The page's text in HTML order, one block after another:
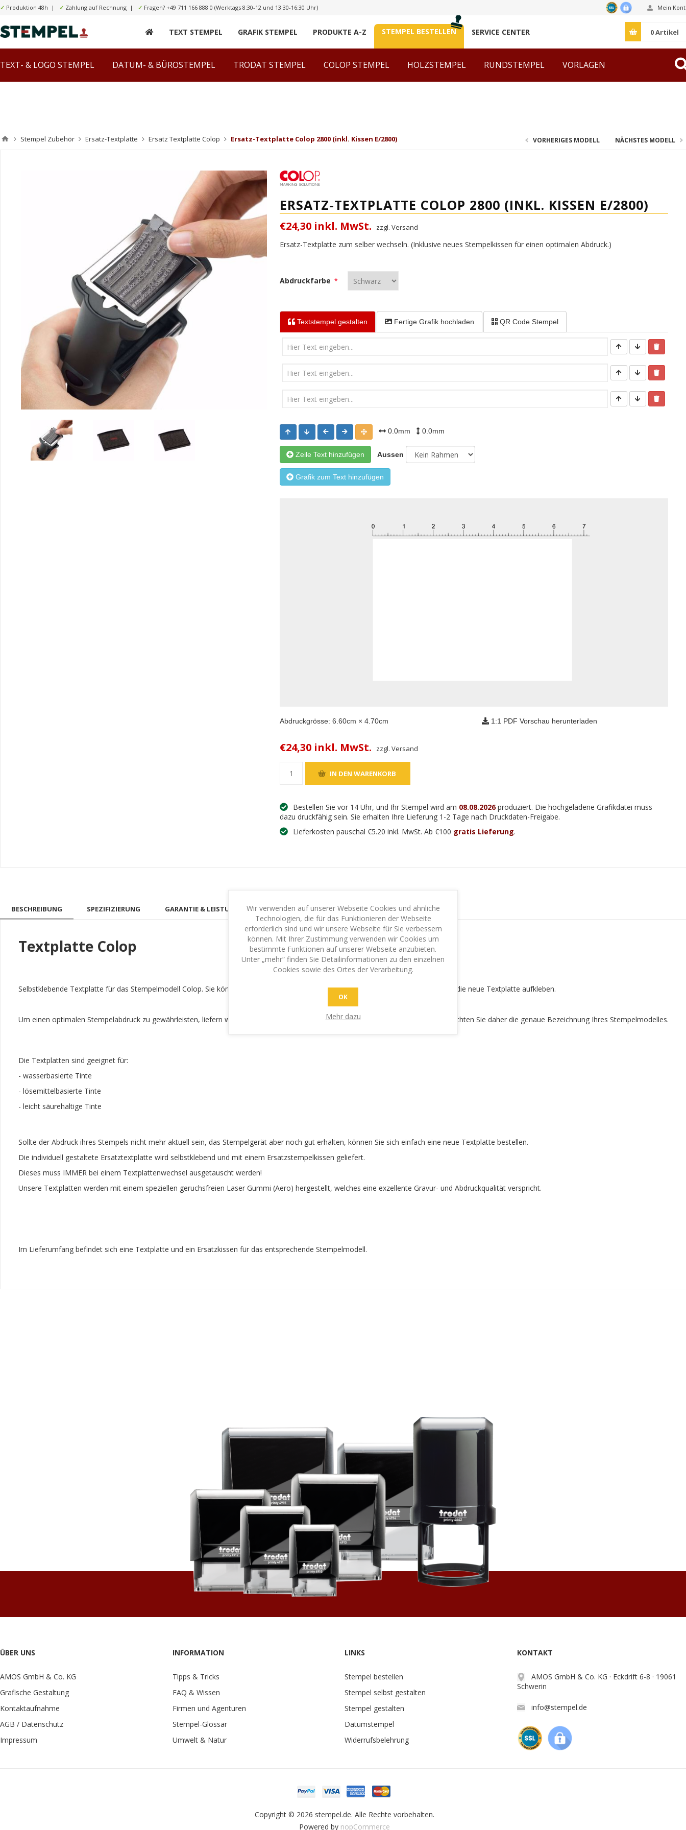
✓ Produktion 48h | ✓ Zahlung auf Rechnung | ✓ Fragen? +49 711 166 888 0 (Werktags 8:30-12 und 13:30-16:30 Uhr) Mein
TEXT STEMPEL GRAFIK STEMPEL PRODUKTE A-Z STEMPEL BESTELLEN SERVICE CENTER 0Artikel
TEXT- & LOGO STEMPEL DATUM- & BÜROSTEMPEL TRODAT STEMPEL COLOP STEMPEL HOLZSTEMPEL RUNDSTEMPEL VORLAGEN
Stempel Zubehör Ersatz-Textplatte Ersatz Textplatte Colop Ersatz-Textplatte Colop 2800 (inkl. Kissen E/2800) VORHERIGES MODELL NÄCHSTES MODELL
ERSATZ-TEXTPLATTE COLOP 2800 (INKL. KISSEN E/2800)
€24,30 inkl. MwSt. zzgl. Versand
Ersatz-Textplatte zum selber wechseln. (Inklusive neues Stempelkissen für einen optimalen Abdruck.)
Abdruckfarbe *
Textstempel gestalten Fertige Grafik hochladen QR Code Stempel
0.0mm 0.0mm
Zeile Text hinzufügen Aussen
Grafik zum Text hinzufügen
Abdruckgrösse:6.60cm ×4.70cm 1:1 PDF Vorschau herunterladen
€24,30 inkl. MwSt. zzgl. Versand
Bestellen Sie vor 14 Uhr, und Ihr Stempel wird am 08.08.2026produziert. Die hochgeladene Grafikdatei muss
dazu druckfähig sein. Sie erhalten Ihre Lieferung 1-2 Tage nach Druckdaten-Freigabe.
Lieferkosten pauschal €5.20 inkl. MwSt. Ab €100 gratis Lieferung.
BESCHREIBUNG SPEZIFIZIERUNG GARANTIE & LEISTUNG IHR SCHUTZ - IHRE SICHERHEIT
Textplatte Colop
Selbstklebende Textplatte für das Stempelmodell Colop. Sie können problemlos die bestehende Platte Ihres Stempels entfernen und die neue Textplatte aufkleben.
Um einen optimalen Stempelabdruck zu gewährleisten, liefern wir Ihnen auch gleich ein passendes Stempel-Farbkissen mit. Bitte beachten Sie daher die genaue Bezeichnung Ihres Stempelmodelles.
Die Textplatten sind geeignet für:
- wasserbasierte Tinte
- lösemittelbasierte Tinte
- leicht säurehaltige Tinte
Sollte der Abdruck ihres Stempels nicht mehr aktuell sein, das Stempelgerät aber noch gut erhalten, können Sie sich einfach eine neue Textplatte bestellen.
Die individuell gestaltete Ersatztextplatte wird selbstklebend und mit einem Ersatzstempelkissen geliefert.
Dieses muss IMMER bei einem Textplattenwechsel ausgetauscht werden!
Unsere Textplatten werden mit einem speziellen geruchsfreien Laser Gummi (Aero) hergestellt, welches eine exzellente Gravur- und Abdruckqualität verspricht.
Im Lieferumfang befindet sich eine Textplatte und ein Ersatzkissen für das entsprechende Stempelmodell.
ÜBER UNS
AMOS GmbH & Co. KG
Grafische Gestaltung
Kontaktaufnahme
AGB / Datenschutz
Impressum
INFORMATION
Tipps & Tricks
FAQ & Wissen
Firmen und Agenturen
Stempel-Glossar
Umwelt & Natur
LINKS
Stempel bestellen
Stempel selbst gestalten
Stempel gestalten
Datumstempel
Widerrufsbelehrung
KONTAKT
AMOS GmbH & Co. KG · Eckdrift 6-8 · 19061
Schwerin
info@stempel.de
Copyright © 2026 stempel.de. Alle Rechte vorbehalten.
Powered by nopCommerce
Wir verwenden auf unserer Webseite Cookies und ähnliche
Technologien, die für das Funktionieren der Webseite
erforderlich sind und wir unsere Webseite für Sie verbessern
können. Mit Ihrer Zustimmung verwenden wir Cookies um
bestimmte Funktionen auf unserer Webseite anzubieten.
Unter „mehr“ finden Sie Detailinformationen zu den einzelnen
Cookies sowie des Ortes der Verarbeitung.
OK
Mehr dazu